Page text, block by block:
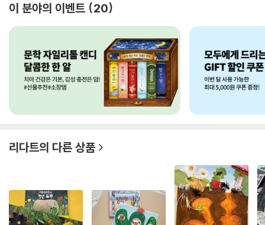
이 분야의 이벤트 20
리다트의 다른 상품